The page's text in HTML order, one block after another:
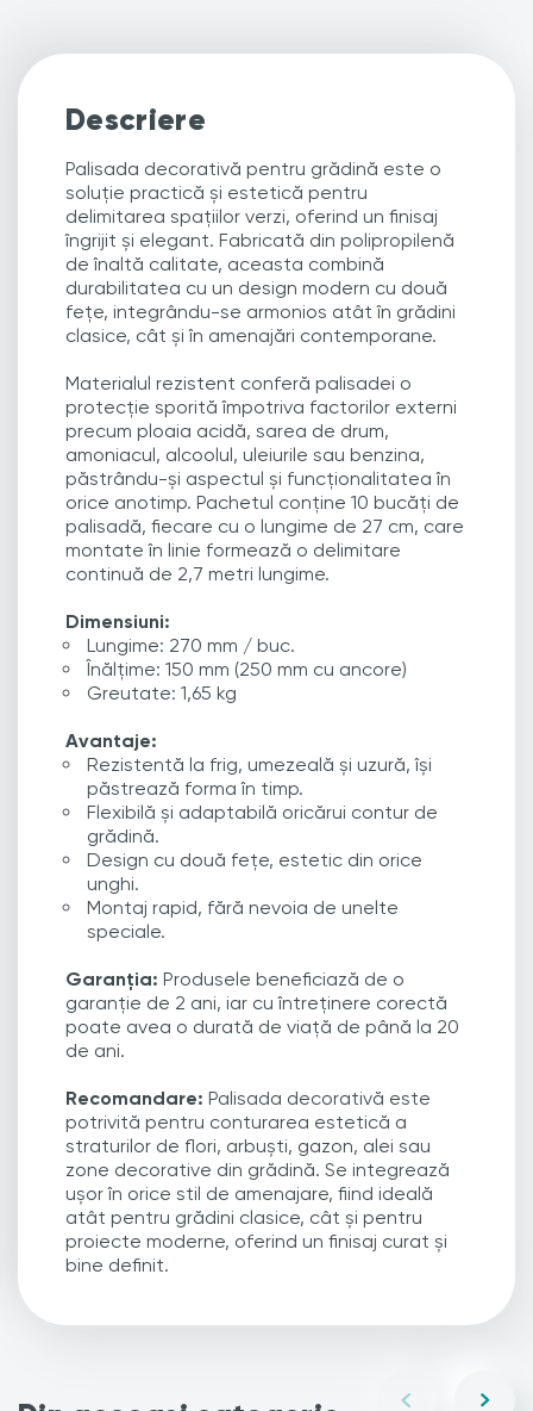
Descriere
Palisada decorativă pentru grădină este o
soluție practică și estetică pentru
delimitarea spațiilor verzi, oferind un finisaj
îngrijit și elegant. Fabricată din polipropilenă
de înaltă calitate, aceasta combină
durabilitatea cu un design modern cu două
fețe, integrându-se armonios atât în grădini
clasice, cât și în amenajări contemporane.
Materialul rezistent conferă palisadei o
protecție sporită împotriva factorilor externi
precum ploaia acidă, sarea de drum,
amoniacul, alcoolul, uleiurile sau benzina,
păstrându-și aspectul și funcționalitatea în
orice anotimp. Pachetul conține 10 bucăți de
palisadă, fiecare cu o lungime de 27 cm, care
montate în linie formează o delimitare
continuă de 2,7 metri lungime.
Dimensiuni:
Lungime: 270 mm / buc.
Înălțime: 150 mm (250 mm cu ancore)
Greutate: 1,65 kg
Avantaje:
Rezistentă la frig, umezeală și uzură, își
păstrează forma în timp.
Flexibilă și adaptabilă oricărui contur de
grădină.
Design cu două fețe, estetic din orice
unghi.
Montaj rapid, fără nevoia de unelte
speciale.
Garanția: Produsele beneficiază de o
garanție de 2 ani, iar cu întreținere corectă
poate avea o durată de viață de până la 20
de ani.
Recomandare: Palisada decorativă este
potrivită pentru conturarea estetică a
straturilor de flori, arbuști, gazon, alei sau
zone decorative din grădină. Se integrează
ușor în orice stil de amenajare, fiind ideală
atât pentru grădini clasice, cât și pentru
proiecte moderne, oferind un finisaj curat și
bine definit.